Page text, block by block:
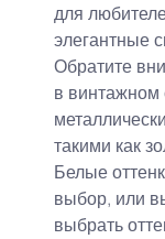
для
элегантные
Обратите
в винтажном
такими как
Белые
выбор, или
выбрать